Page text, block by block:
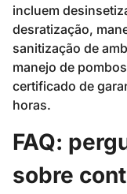
incluem
desratização,
sanitização de
manejo de
certificado de
horas.
FAQ:
sobre